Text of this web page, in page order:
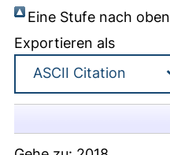
Eine Stufe nach oben
Exportieren als